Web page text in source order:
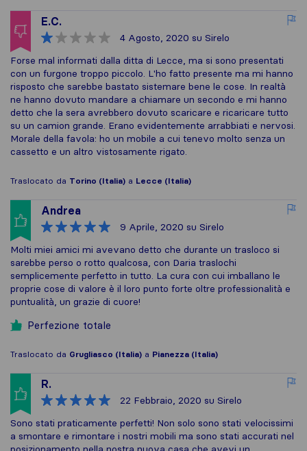
E.C.
4 Agosto, 2020 su Sirelo
Forse mal informati dalla ditta di Lecce, ma si sono presentati
con un furgone troppo piccolo. L'ho fatto presente ma mi hanno
risposto che sarebbe bastato sistemare bene le cose. In realtà
ne hanno dovuto mandare a chiamare un secondo e mi hanno
detto che la sera avrebbero dovuto scaricare e ricaricare tutto
su un camion grande. Erano evidentemente arrabbiati e nervosi.
Morale della favola: ho un mobile a cui tenevo molto senza un
cassetto e un altro vistosamente rigato.
Traslocato da Torino (Italia) a Lecce (Italia)
Andrea
9 Aprile, 2020 su Sirelo
Molti miei amici mi avevano detto che durante un trasloco si
sarebbe perso o rotto qualcosa, con Daria traslochi
semplicemente perfetto in tutto. La cura con cui imballano le
proprie cose di valore è il loro punto forte oltre professionalità e
puntualità, un grazie di cuore!
Perfezione totale
Traslocato da Grugliasco (Italia) a Pianezza (Italia)
R.
22 Febbraio, 2020 su Sirelo
Sono stati praticamente perfetti! Non solo sono stati velocissimi
a smontare e rimontare i nostri mobili ma sono stati accurati nel